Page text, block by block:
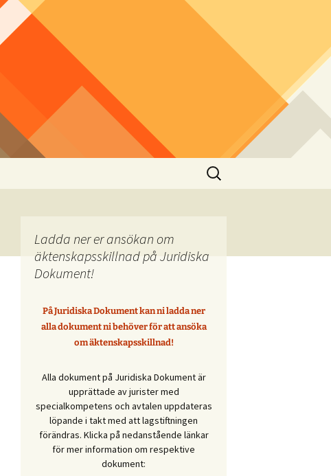
Sök
efter:
Ladda ner er ansökan om
äktenskapsskillnad på Juridiska
Dokument!
På Juridiska Dokument kan ni ladda ner
alla dokument ni behöver för att ansöka
om äktenskapsskillnad!
Alla dokument på Juridiska Dokument är
upprättade av jurister med
specialkompetens och avtalen uppdateras
löpande i takt med att lagstiftningen
förändras. Klicka på nedanstående länkar
för mer information om respektive
dokument: